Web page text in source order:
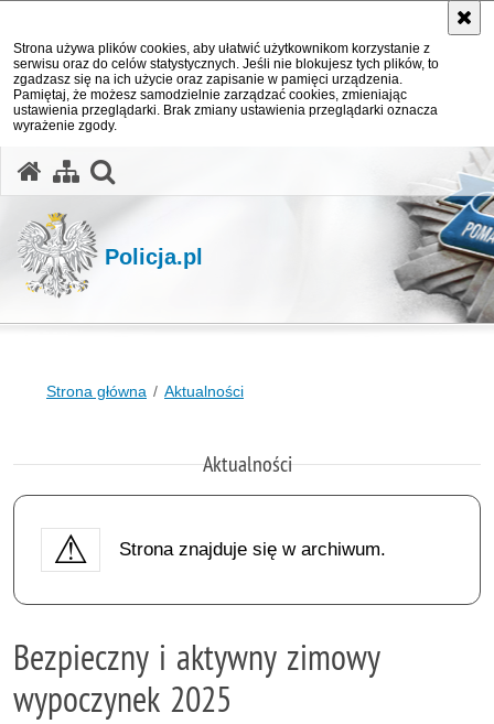
Strona używa plików cookies, aby ułatwić użytkownikom korzystanie z
serwisu oraz do celów statystycznych. Jeśli nie blokujesz tych plików, to
zgadzasz się na ich użycie oraz zapisanie w pamięci urządzenia.
Pamiętaj, że możesz samodzielnie zarządzać cookies, zmieniając
ustawienia przeglądarki. Brak zmiany ustawienia przeglądarki oznacza
wyrażenie zgody.
Policja.pl
Strona główna Aktualności
Aktualności
Strona znajduje się w archiwum.
Bezpieczny i aktywny zimowy
wypoczynek 2025